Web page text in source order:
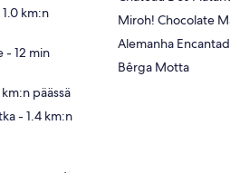
Kartta
km:n
- 12 min
päässä
- 1.4 km:n
Bêrga Motta